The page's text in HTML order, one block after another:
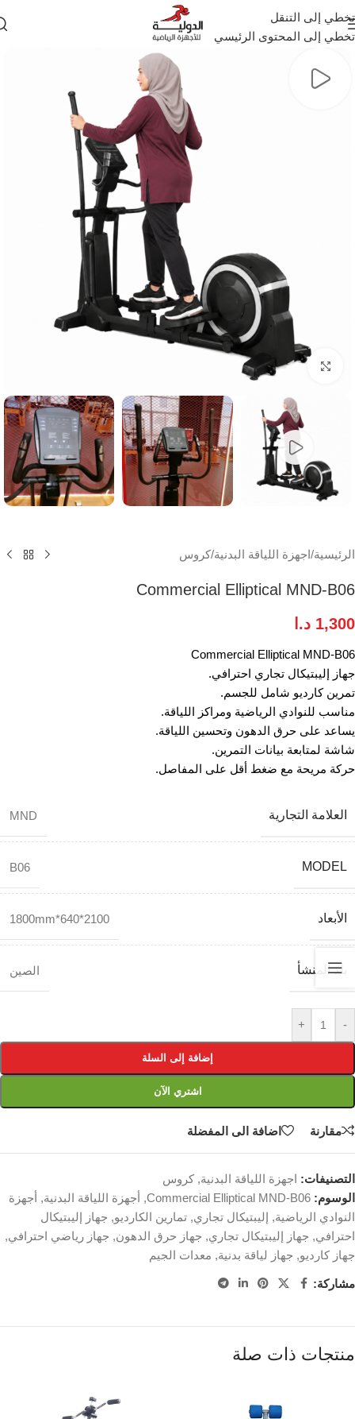
تخطي إلى التنقل
تخطي إلى المحتوى الرئيسي
انقر للتكبير
الرئيسية/اجهزة اللياقة البدنية/كروس
Commercial Elliptical MND-B06
1,300 د.ا
Commercial Elliptical MND-B06
جهاز إليبتيكال تجاري احترافي.
تمرين كارديو شامل للجسم.
مناسب للنوادي الرياضية ومراكز اللياقة.
يساعد على حرق الدهون وتحسين اللياقة.
شاشة لمتابعة بيانات التمرين.
حركة مريحة مع ضغط أقل على المفاصل.
العلامة التجارية MND
MODEL
B06
الأبعاد 2100*640*1800mm
بلد المنشأ الصين
-
+
إضافة إلى السلة
اشتري الآن
مقارنة اضافة الى المفضلة
التصنيفات: اجهزة اللياقة البدنية, كروس
الوسوم: Commercial Elliptical MND-B06
, أجهزة اللياقة البدنية, أجهزة
النوادي الرياضية, إليبتيكال تجاري, تمارين الكارديو, جهاز إليبتيكال
احترافي, جهاز إليبتيكال تجاري, جهاز حرق الدهون, جهاز رياضي احترافي,
جهاز كارديو, جهاز لياقة بدنية, معدات الجيم
مشاركة:
منتجات ذات صلة